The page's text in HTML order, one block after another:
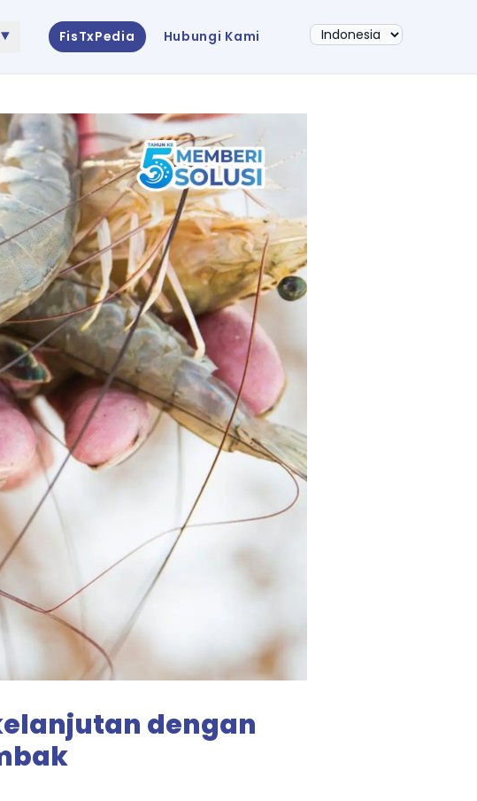
FisTxPedia Hubungi Kami
dengan